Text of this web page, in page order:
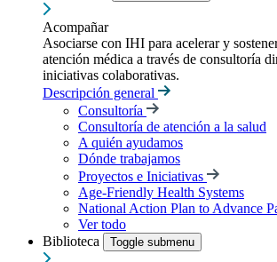
Acompañar
Asociarse con IHI para acelerar y
atención médica a través de consultoría
iniciativas colaborativas.
Descripción general
Consultoría
Consultoría de atención a la salud
A quién ayudamos
Dónde trabajamos
Proyectos e Iniciativas
Age-Friendly Health Systems
National Action Plan to Advance
Ver todo
Biblioteca
Toggle submenu